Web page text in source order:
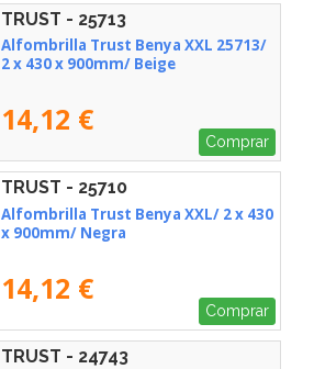
TRUST - 25713
Alfombrilla Trust Benya XXL 25713/
2 x 430 x 900mm/ Beige
14,12 €
Comprar
TRUST - 25710
Alfombrilla Trust Benya XXL/ 2 x 430
x 900mm/ Negra
14,12 €
Comprar
TRUST - 24743